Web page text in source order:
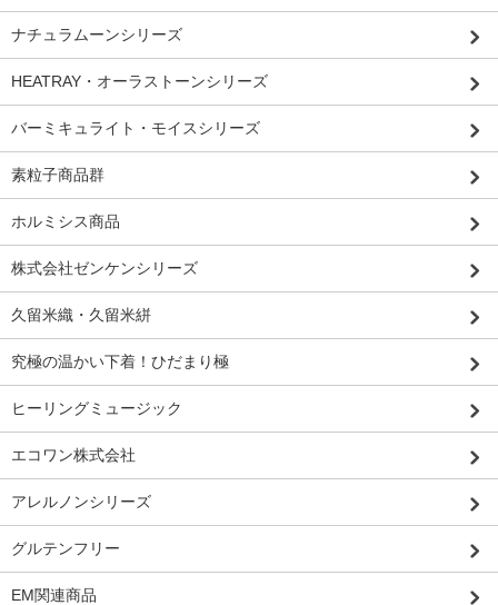
ナチュラムーンシリーズ
HEATRAY・オーラストーンシリーズ
バーミキュライト・モイスシリーズ
素粒子商品群
ホルミシス商品
株式会社ゼンケンシリーズ
久留米織・久留米絣
究極の温かい下着！ひだまり極
ヒーリングミュージック
エコワン株式会社
アレルノンシリーズ
グルテンフリー
EM関連商品